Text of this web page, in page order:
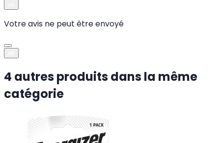
Votre avis ne peut être envoyé
4 autres produits dans la même
catégorie